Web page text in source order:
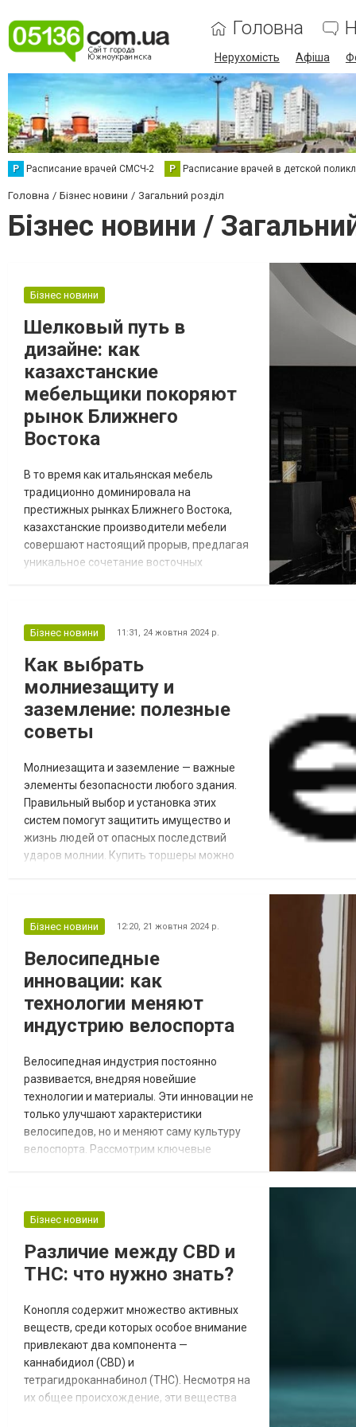
Головна
Нерухомість Афіша
Р Расписание врачей СМСЧ-2 Р Расписание врачей в детской
Головна Бізнес новини Загальний розділ
Бізнес новини /
Бізнес новини
Шелковый путь в
дизайне: как
казахстанские
мебельщики покоряют
рынок Ближнего
Востока
В то время как итальянская мебель
традиционно доминировала на
престижных рынках Ближнего Востока,
казахстанские производители мебели
совершают настоящий прорыв, предлагая
уникальное сочетание восточных
Персидского залива вырос на
87 миллионов долларов. От локального
производства к международному
Бізнес новини 11:31, 24 жовтня 2024 р.
Как выбрать
молниезащиту и
заземление: полезные
советы
Молниезащита и заземление — важные
элементы безопасности любого здания.
Правильный выбор и установка этих
систем помогут защитить имущество и
жизнь людей от опасных последствий
ударов молнии. Купить торшеры можно
молниезащиты Громоотвод Громоотвод —
защиты зданий от ударов молнии. Он
состоит из металлического стержня, к...
Бізнес новини 12:20, 21 жовтня 2024 р.
Велосипедные
инновации: как
технологии меняют
индустрию велоспорта
Велосипедная индустрия постоянно
развивается, внедряя новейшие
технологии и материалы. Эти инновации не
только улучшают характеристики
велосипедов, но и меняют саму культуру
велоспорта. Рассмотрим ключевые
изготавливаются из инновационных
Углеволокно стало стандартом для
профессиональных велосипедов
Бізнес новини
Различие между CBD и
THC: что нужно знать?
Конопля содержит множество активных
веществ, среди которых особое внимание
привлекают два компонента —
каннабидиол (CBD) и
тетрагидроканнабинол (THC). Несмотря на
их общее происхождение, эти вещества